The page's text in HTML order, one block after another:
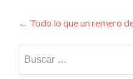
Navegación
de
entradas
← Todo lo que un remero